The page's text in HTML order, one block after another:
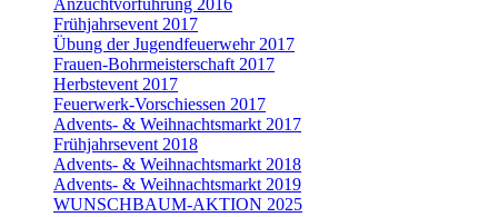
Anzuchtvorführung 2016
Frühjahrsevent 2017
Übung der Jugendfeuerwehr 2017
Frauen-Bohrmeisterschaft 2017
Herbstevent 2017
Feuerwerk-Vorschiessen 2017
Advents- & Weihnachtsmarkt 2017
Frühjahrsevent 2018
Advents- & Weihnachtsmarkt 2018
Advents- & Weihnachtsmarkt 2019
WUNSCHBAUM-AKTION 2025